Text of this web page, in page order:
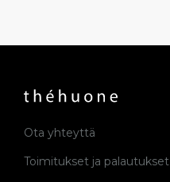
Ota yhteyttä
Toimitukset ja palautukset